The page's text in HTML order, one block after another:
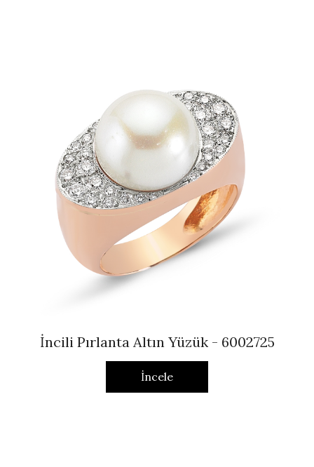
İncili Pırlanta Altın Yüzük - 6002725
İncele